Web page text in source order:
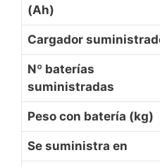
(Ah)
Cargador
Nº baterías
suministradas
Peso con batería (kg)
Se suministra en